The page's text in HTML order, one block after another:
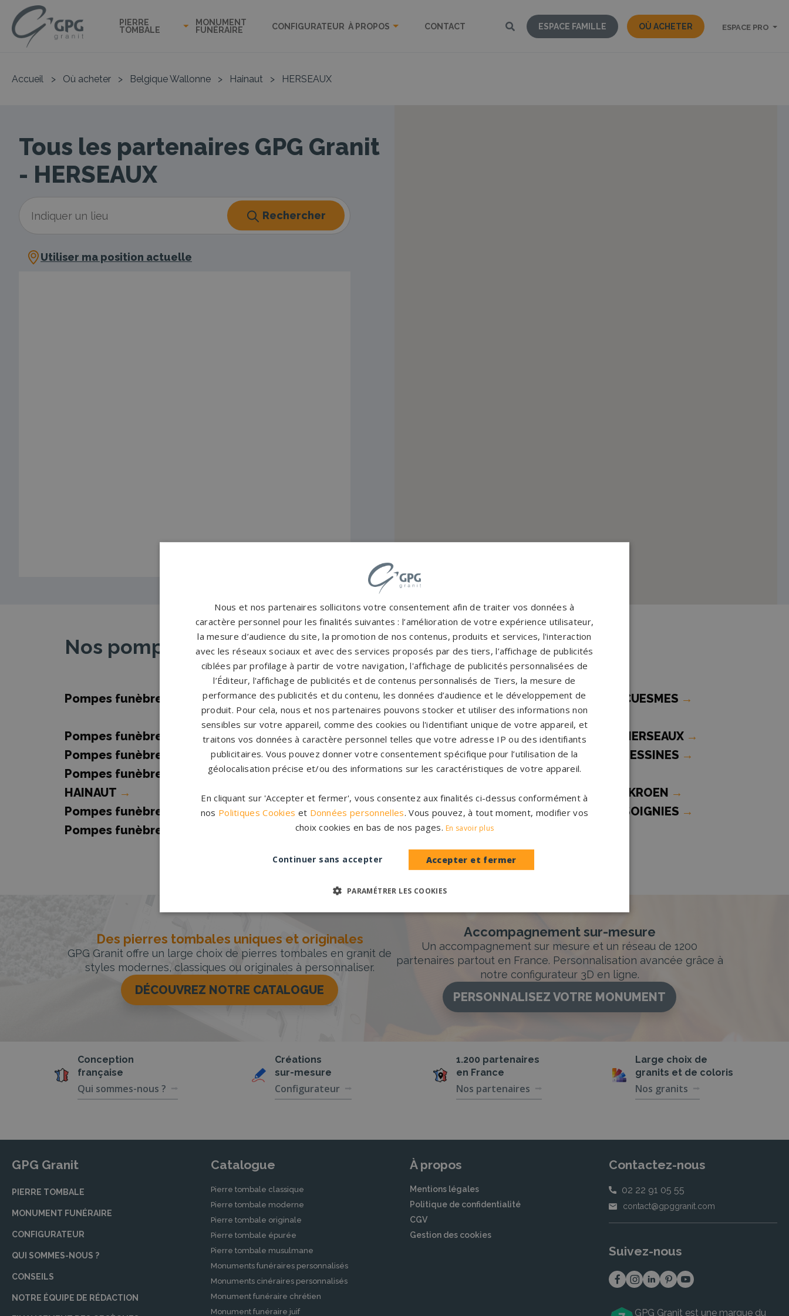
PIERRE
TOMBALE
MONUMENT
FUNÉRAIRE
CONFIGURATEUR À PROPOS CONTACT ESPACE FAMILLE OÙ ACHETER ESPACE PRO
Accueil > Où acheter > Belgique Wallonne > Hainaut > HERSEAUX
Tous les partenaires GPG Granit
- HERSEAUX
Rechercher
Utiliser ma position actuelle
Nos pompes funèbres et marbriers autour de HERSEAUX
Pompes funèbres ANTOING →
Pompes funèbres BRAINE LE
COMTE→
Pompes funèbres CUESMES →
Pompes funèbres DOUR→ Pompes funèbres HENSIES→ Pompes funèbres HERSEAUX →
Pompes funèbres JUMET
→ Pompes funèbres LA LOUVIERE→ Pompes funèbres LESSINES →
Pompes funèbres LEUZE EN
HAINAUT →
Pompes funèbres MOUSCRON→
Pompes funèbres
MOUSCRON/MOESKROEN →
Pompes funèbres PERUWELZ → Pompes funèbres QUAREGNON → Pompes funèbres SOIGNIES →
Pompes funèbres THUIN
Pompes funèbres WANFERCEE
Des pierres tombales uniques et originales
GPG Granit offre un large choix de pierres tombales en granit de
styles modernes, classiques ou originales à personnaliser.
DÉCOUVREZ NOTRE CATALOGUE
Accompagnement sur-mesure
Un accompagnement sur mesure et un réseau de 1200
partenaires partout en France. Personnalisation avancée grâce à
notre configurateur 3D en ligne.
PERSONNALISEZ VOTRE MONUMENT
Conception
française
Qui sommes-nous ?
Créations
sur-mesure
Configurateur
1.200 partenaires
en France
Nos partenaires
Large choix de
granits et de coloris
Nos granits
GPG Granit
PIERRE TOMBALE
MONUMENT FUNÉRAIRE
CONFIGURATEUR
QUI SOMMES-NOUS ?
CONSEILS
NOTRE ÉQUIPE DE RÉDACTION
Catalogue
Pierre tombale classique
Pierre tombale moderne
Pierre tombale originale
Pierre tombale épurée
Pierre tombale musulmane
Monuments funéraires personnalisés
Monuments cinéraires personnalisés
Monument funéraire chrétien
Monument funéraire juif
À propos
Mentions légales
Politique de confidentialité
CGV
Gestion des cookies
Contactez-nous
02 22 91 05 55
contact@gpggranit.com
Suivez-nous
GPG Granit est une marque du
Nous et nos partenaires sollicitons votre consentement afin de traiter vos données à
caractère personnel pour les finalités suivantes : l’amélioration de votre expérience utilisateur,
la mesure d’audience du site, la promotion de nos contenus, produits et services, l'interaction
avec les réseaux sociaux et avec des services proposés par des tiers, l’affichage de publicités
ciblées par profilage à partir de votre navigation, l'affichage de publicités personnalisées de
l’Éditeur, l'affichage de publicités et de contenus personnalisés de Tiers, la mesure de
performance des publicités et du contenu, les données d’audience et le développement de
produit. Pour cela, nous et nos partenaires pouvons stocker et utiliser des informations non
sensibles sur votre appareil, comme des cookies ou l'identifiant unique de votre appareil, et
traitons vos données à caractère personnel telles que votre adresse IP ou des identifiants
publicitaires. Vous pouvez donner votre consentement spécifique pour l’utilisation de la
géolocalisation précise et/ou des informations sur les caractéristiques de votre appareil.
En cliquant sur 'Accepter et fermer', vous consentez aux finalités ci-dessus conformément à
nos Politiques Cookies et Données personnelles. Vous pouvez, à tout moment, modifier vos
choix cookies en bas de nos pages. En savoir plus
Accepter et fermer
Continuer sans accepter
PARAMÉTRER LES COOKIES